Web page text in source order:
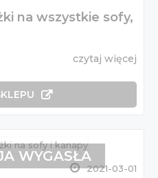
na wszystkie sofy,
czytaj więcej
2021-03-01
WYGASŁA